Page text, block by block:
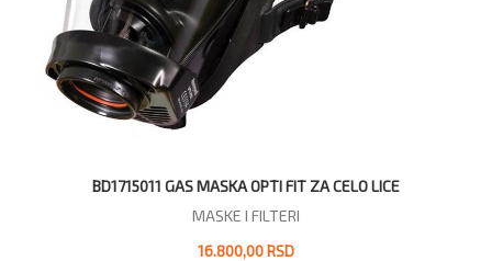
BD1715011 GAS MASKA OPTI FIT ZA CELO LICE
MASKE I FILTERI
16.800,00 RSD